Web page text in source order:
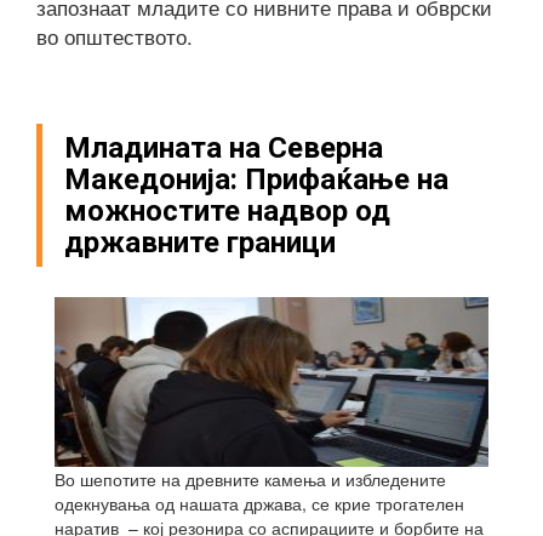
запознаат младите со нивните права и обврски
во општеството.
Младината на Северна
Македонија: Прифаќање на
можностите надвор од
државните граници
Во шепотите на древните камења и избледените
одекнувања од нашата држава, се крие трогателен
наратив – кој резонира со аспирациите и борбите на